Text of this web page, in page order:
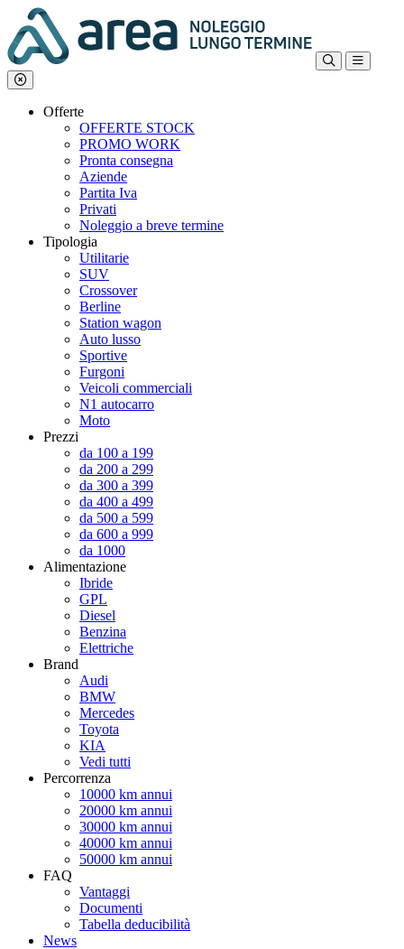
Offerte
OFFERTE STOCK
PROMO WORK
Pronta consegna
Aziende
Partita Iva
Privati
Noleggio a breve termine
Tipologia
Utilitarie
SUV
Crossover
Berline
Station wagon
Auto lusso
Sportive
Furgoni
Veicoli commerciali
N1 autocarro
Moto
Prezzi
da 100 a 199
da 200 a 299
da 300 a 399
da 400 a 499
da 500 a 599
da 600 a 999
da 1000
Alimentazione
Ibride
GPL
Diesel
Benzina
Elettriche
Brand
Audi
BMW
Mercedes
Toyota
KIA
Vedi tutti
Percorrenza
10000 km annui
20000 km annui
30000 km annui
40000 km annui
50000 km annui
FAQ
Vantaggi
Documenti
Tabella deducibilità
News